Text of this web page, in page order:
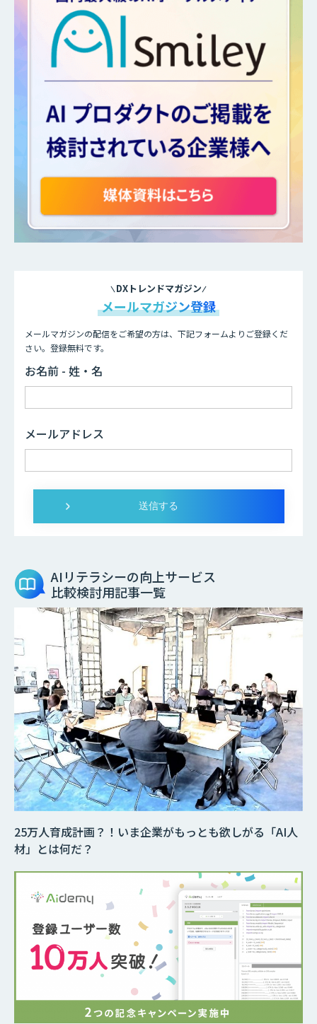
DXトレンドマガジン
メールマガジン登録
メールマガジンの配信をご希望の方は、下記フォームよりご登録くだ
さい。登録無料です。
お名前 - 姓・名
メールアドレス
AIリテラシーの向上サービス
比較検討用記事一覧
25万人育成計画？！いま企業がもっとも欲しがる「AI人
材」とは何だ？